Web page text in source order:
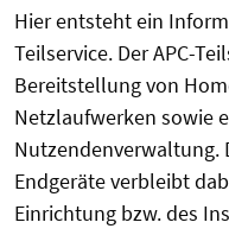
Hier entsteht ein
Teilservice. Der APC-
Bereitstellung von
Netzlaufwerken sowie
Nutzendenverwaltung.
Endgeräte verbleibt
Einrichtung bzw. des